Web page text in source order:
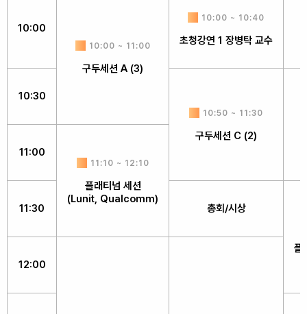
10:00
10:00 ~ 11:00
구두세션 A (3)
10:00 ~ 10:40
초청강연 1 장병탁 교수
10:30
10:50 ~ 11:30
구두세션 C (2)
11:00
11:10 ~ 12:10
플래티넘 세션
(Lunit, Qualcomm)
11:30 총회/시상
플
12:00